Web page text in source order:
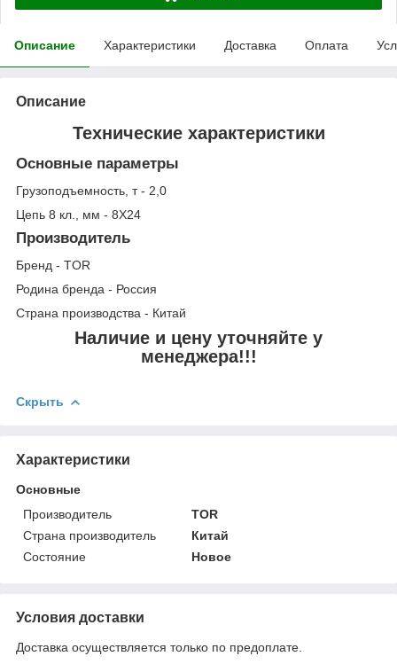
Описание Характеристики Доставка Оплата
Описание
Технические характеристики
Основные параметры
Грузоподъемность, т - 2,0
Цепь 8 кл., мм - 8Х24
Производитель
Бренд - TOR
Родина бренда - Россия
Страна производства - Китай
Наличие и цену уточняйте у
менеджера!!!
Скрыть
Характеристики
Основные
Производитель
TOR
Страна производитель
Китай
Состояние
Новое
Условия доставки
Доставка осуществляется только по предоплате.